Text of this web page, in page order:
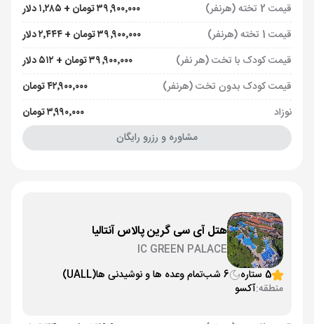
قیمت 2 تخته (هرنفر)
۳۹٬۹۰۰٬۰۰۰ تومان + ۱٬۲۸۵ دلار
قیمت 1 تخته (هرنفر)
۳۹٬۹۰۰٬۰۰۰ تومان + ۲٬۴۴۴ دلار
قیمت کودک با تخت (هر نفر)
۳۹٬۹۰۰٬۰۰۰ تومان + ۵۱۲ دلار
قیمت کودک بدون تخت (هرنفر)
۴۲٬۹۰۰٬۰۰۰ تومان
نوزاد
۳٬۹۹۰٬۰۰۰ تومان
مشاوره و رزرو رایگان
هتل آی سی گرین پالاس آنتالیا
IC GREEN PALACE
5 ستاره
6 شب تمام وعده ها و نوشیدنی ها(UALL)
منطقه:آکسو